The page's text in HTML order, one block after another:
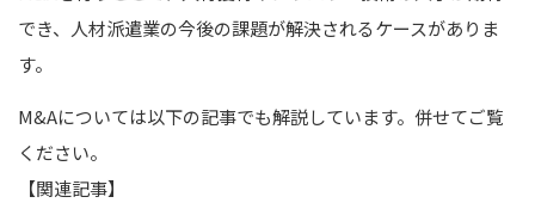
でき、人材派遣業の今後の課題が解決されるケースがありま
す。
M&Aについては以下の記事でも解説しています。併せてご覧
ください。
【関連記事】